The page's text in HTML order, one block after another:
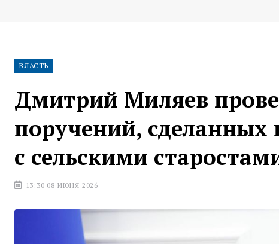
ВЛАСТЬ
Дмитрий Миляев
поручений, сделанных
с сельскими
13:30 08 ИЮНЯ 2026